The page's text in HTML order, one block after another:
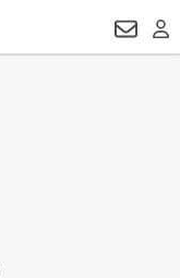
CONDENADOS